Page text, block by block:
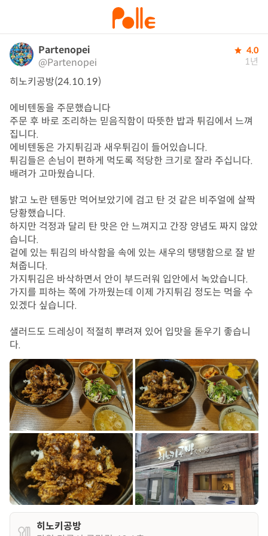
Partenopei
@Partenopei
4.0
1년
히노키공방(24.10.19)
에비텐동을 주문했습니다
주문 후 바로 조리하는 믿음직함이 따뜻한 밥과 튀김에서 느껴
집니다.
에비텐동은 가지튀김과 새우튀김이 들어있습니다.
튀김들은 손님이 편하게 먹도록 적당한 크기로 잘라 주십니다.
배려가 고마웠습니다.
밝고 노란 텐동만 먹어보았기에 검고 탄 것 같은 비주얼에 살짝
당황했습니다.
하지만 걱정과 달리 탄 맛은 안 느껴지고 간장 양념도 짜지 않았
습니다.
겉에 있는 튀김의 바삭함을 속에 있는 새우의 탱탱함으로 잘 받
쳐줍니다.
가지튀김은 바삭하면서 안이 부드러워 입안에서 녹았습니다.
가지를 피하는 쪽에 가까웠는데 이제 가지튀김 정도는 먹을 수
있겠다 싶습니다.
샐러드도 드레싱이 적절히 뿌려져 있어 입맛을 돋우기 좋습니
다.
히노키공방